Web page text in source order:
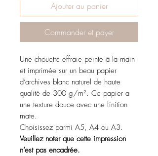
Ajouter au panier
Commander et payer
Une chouette effraie peinte à la main
et imprimée sur un beau papier
d’archives blanc naturel de haute
qualité de 300 g/m². Ce papier a
une texture douce avec une finition
mate.
Choisissez parmi A5, A4 ou A3.
Veuillez noter que cette impression
n’est pas encadrée.